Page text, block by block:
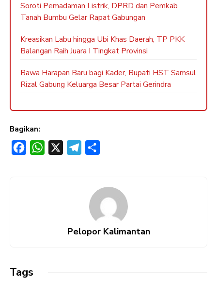
Soroti Pemadaman Listrik, DPRD dan Pemkab
Tanah Bumbu Gelar Rapat Gabungan
Kreasikan Labu hingga Ubi Khas Daerah, TP PKK
Balangan Raih Juara I Tingkat Provinsi
Bawa Harapan Baru bagi Kader, Bupati HST Samsul
Rizal Gabung Keluarga Besar Partai Gerindra
Bagikan:
W
a
r
e
Pelopor Kalimantan
Tags